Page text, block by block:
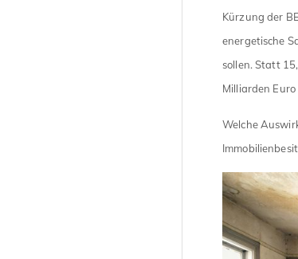
Kürzung der
energetische
sollen. Statt
Milliarden
Welche